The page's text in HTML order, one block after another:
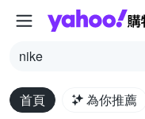
nike
首頁 為你推薦